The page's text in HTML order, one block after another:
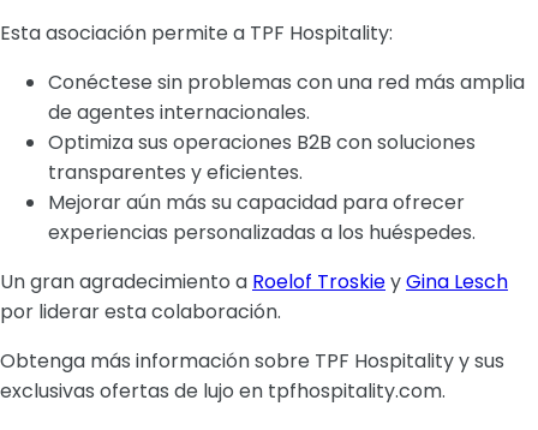
Esta asociación permite a TPF Hospitality:
Conéctese sin problemas con una red más amplia
de agentes internacionales.
Optimiza sus operaciones B2B con soluciones
transparentes y eficientes.
Mejorar aún más su capacidad para ofrecer
experiencias personalizadas a los huéspedes.
Un gran agradecimiento a Roelof TroskieyGina Lesch
por liderar esta colaboración.
Obtenga más información sobre TPF Hospitality y sus
exclusivas ofertas de lujo en tpfhospitality.com.